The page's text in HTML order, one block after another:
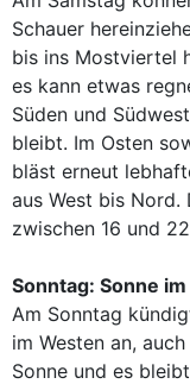
Schauer
bis ins Mostviertel
es kann etwas
Süden und
bleibt. Im Osten
bläst erneut
aus West bis Nord.
zwischen 16 und
Sonntag: Sonne
Am Sonntag
im Westen an,
Sonne und es